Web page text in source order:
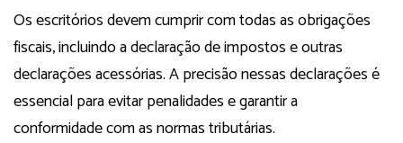
Os escritórios devem cumprir com todas as obrigações
fiscais, incluindo a declaração de impostos e outras
declarações acessórias. A precisão nessas declarações é
essencial para evitar penalidades e garantir a
conformidade com as normas tributárias.